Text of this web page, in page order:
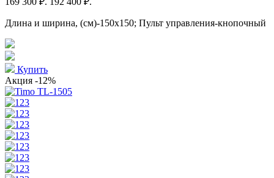
Длина и ширина, (см)-150x150; Пульт управления-кнопочный
Купить
Акция -12%